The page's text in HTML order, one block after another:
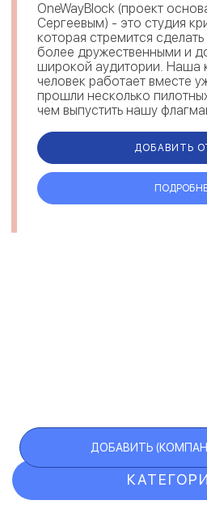
OneWayBlock (проект
Сергеевым) - это студия
которая стремится
более дружественными и
широкой аудитории. Наша
человек работает вместе
прошли несколько
чем выпустить нашу
ДОБАВИТЬ
ДОБАВИТЬ